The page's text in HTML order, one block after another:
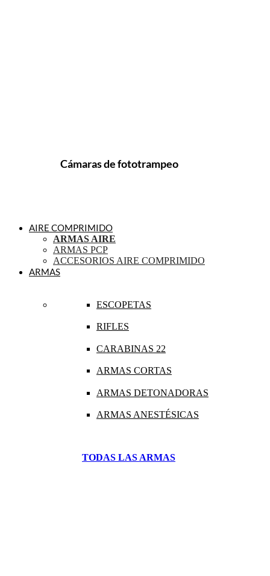
Cámaras de fototrampeo
AIRE COMPRIMIDO
ARMAS AIRE
ARMAS PCP
ACCESORIOS AIRE COMPRIMIDO
ARMAS
ESCOPETAS
RIFLES
CARABINAS 22
ARMAS CORTAS
ARMAS DETONADORAS
ARMAS ANESTÉSICAS
TODAS LAS ARMAS